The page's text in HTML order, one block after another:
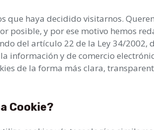
que haya decidido visitarnos.
posible, y por ese motivo hemos
del artículo 22 de la Ley 34/2002,
información y de comercio
de la forma más clara,
Cookie?